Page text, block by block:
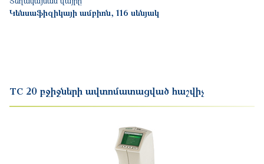
Կենսաֆիզիկայի ամբիոն, 116 սենյակ
TC 20 բջիջների ավտոմատացված հաշվիչ